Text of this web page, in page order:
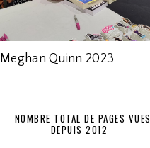
Meghan Quinn 2023
NOMBRE TOTAL DE PAGES VUES
DEPUIS 2012